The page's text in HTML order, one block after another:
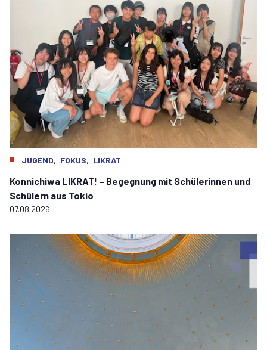
JUGEND, FOKUS, LIKRAT
Konnichiwa LIKRAT! – Begegnung mit Schülerinnen und
Schülern aus Tokio
07.08.2026